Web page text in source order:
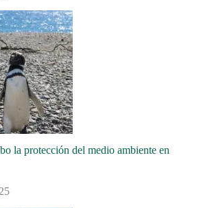
la protección del medio ambiente en